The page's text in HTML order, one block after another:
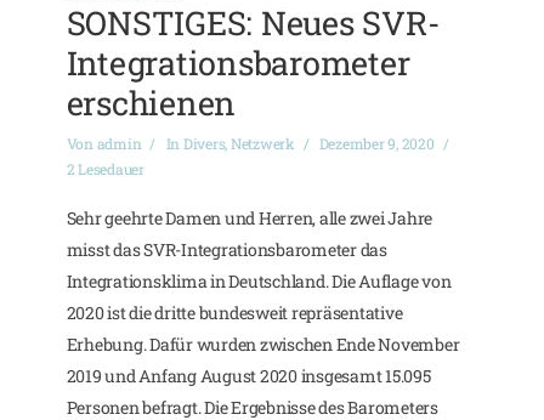
SONSTIGES: Neues SVR-
Integrationsbarometer
erschienen
Von admin In Divers,Netzwerk
Dezember 9, 2020
2 Lesedauer
Sehr geehrte Damen und Herren, alle zwei Jahre
misst das SVR-Integrationsbarometer das
Integrationsklima in Deutschland. Die Auflage von
2020 ist die dritte bundesweit repräsentative
Erhebung. Dafür wurden zwischen Ende November
2019 und Anfang August 2020 insgesamt 15.095
Personen befragt. Die Ergebnisse des Barometers